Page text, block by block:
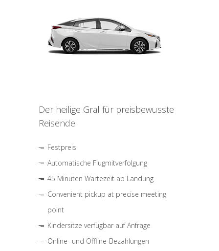
Der heilige Gral für preisbewusste
Reisende
Festpreis
Automatische Flugmitverfolgung
45 Minuten Wartezeit ab Landung
Convenient pickup at precise meeting
point
Kindersitze verfügbar auf Anfrage
Online- und Offline-Bezahlungen